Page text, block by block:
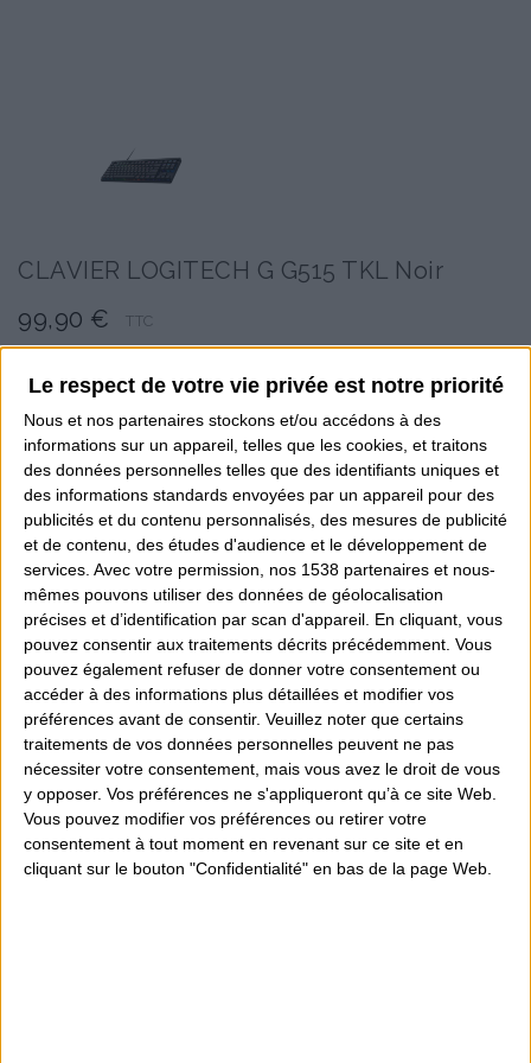
Le respect de votre vie privée est notre priorité
Nous et nos partenaires stockons et/ou accédons à des
informations sur un appareil, telles que les cookies, et traitons
des données personnelles telles que des identifiants uniques et
des informations standards envoyées par un appareil pour des
publicités et du contenu personnalisés, des mesures de publicité
et de contenu, des études d'audience et le développement de
services. Avec votre permission, nos 1538 partenaires et nous-
mêmes pouvons utiliser des données de géolocalisation
précises et d’identification par scan d'appareil. En cliquant, vous
pouvez consentir aux traitements décrits précédemment. Vous
pouvez également refuser de donner votre consentement ou
accéder à des informations plus détaillées et modifier vos
préférences avant de consentir. Veuillez noter que certains
traitements de vos données personnelles peuvent ne pas
nécessiter votre consentement, mais vous avez le droit de vous
y opposer. Vos préférences ne s'appliqueront qu’à ce site Web.
Vous pouvez modifier vos préférences ou retirer votre
consentement à tout moment en revenant sur ce site et en
cliquant sur le bouton "Confidentialité" en bas de la page Web.
CLAVIER LOGITECH G G515 TKL Noir
99,90 €
TTC
Foncez vers la victoire avec le clavierLogitech G G515 TKL.
Au format TKL, ce clavier gaming est équipé des switches
mécaniques tactiles avancés GL Brown pour une sensation
plus douce, un déclenchement rapide et une frappe précise.
Quant à la technologie LightSync RGB, chaque touche du
clavier peut être personnalisée avec 16,8 millions de
couleurs.
e clavier Logitech G G515 TKL embarque desswitches GL
Brownqui offrent toute la vitesse, la précision et les
performances des switchs traditionnels pour une taille
divisée par deux. Cette version du clavier embarque
des switchs GL Tactile Brown qui disposent d'un retour précis
et instantané, idéal pour le gaming compétitif, notamment
sur les FPS.
Ajouter au devis
Partager